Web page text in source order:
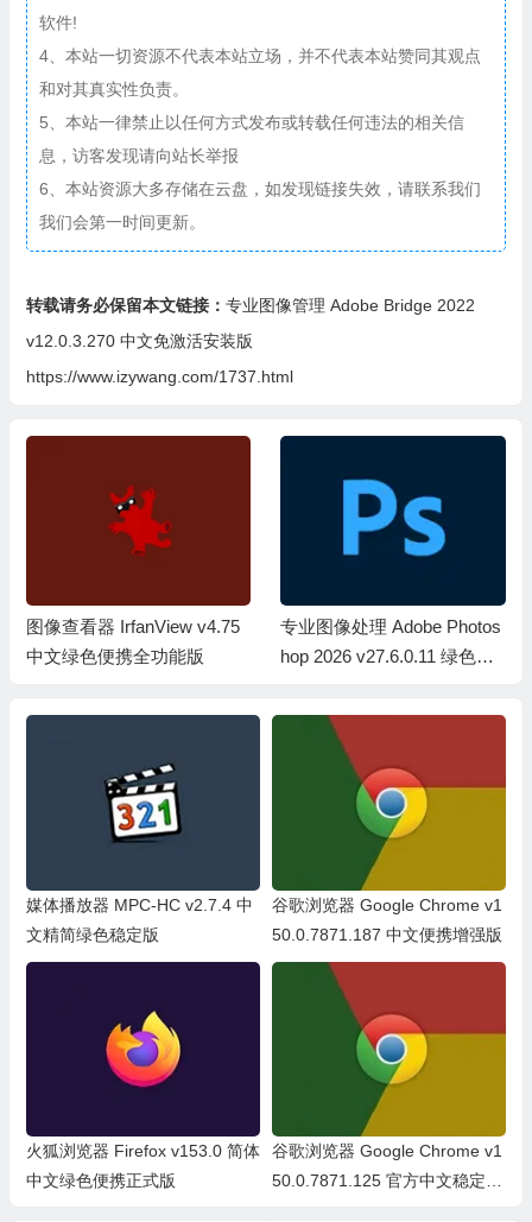
软件!
4、本站一切资源不代表本站立场，并不代表本站赞同其观点
和对其真实性负责。
5、本站一律禁止以任何方式发布或转载任何违法的相关信
息，访客发现请向站长举报
6、本站资源大多存储在云盘，如发现链接失效，请联系我们
我们会第一时间更新。
转载请务必保留本文链接： 专业图像管理 Adobe Bridge 2022
v12.0.3.270 中文免激活安装版
https://www.izywang.com/1737.html
图像查看器 IrfanView v4.75
中文绿色便携全功能版
专业图像处理 Adobe Photos
hop 2026 v27.6.0.11 绿色精
媒体播放器 MPC-HC v2.7.4 中
文精简绿色稳定版
谷歌浏览器 Google Chrome v1
50.0.7871.187 中文便携增强版
火狐浏览器 Firefox v153.0 简体
中文绿色便携正式版
谷歌浏览器 Google Chrome v1
50.0.7871.125 官方中文稳定